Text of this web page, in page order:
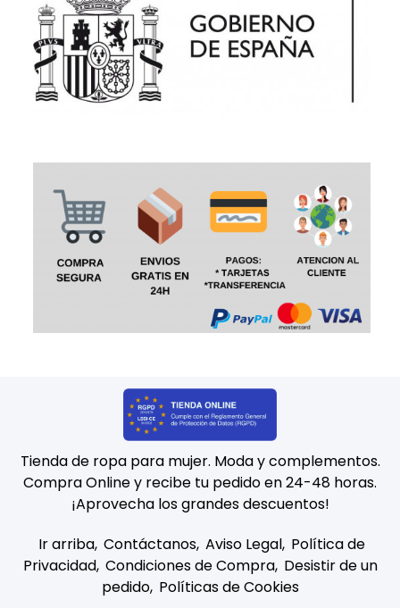
Tienda de ropa para mujer. Moda y complementos.
Compra Online y recibe tu pedido en 24-48 horas.
¡Aprovecha los grandes descuentos!
Ir arriba Contáctanos Aviso Legal Política de
Privacidad Condiciones de Compra Desistir de un
pedido Políticas de Cookies